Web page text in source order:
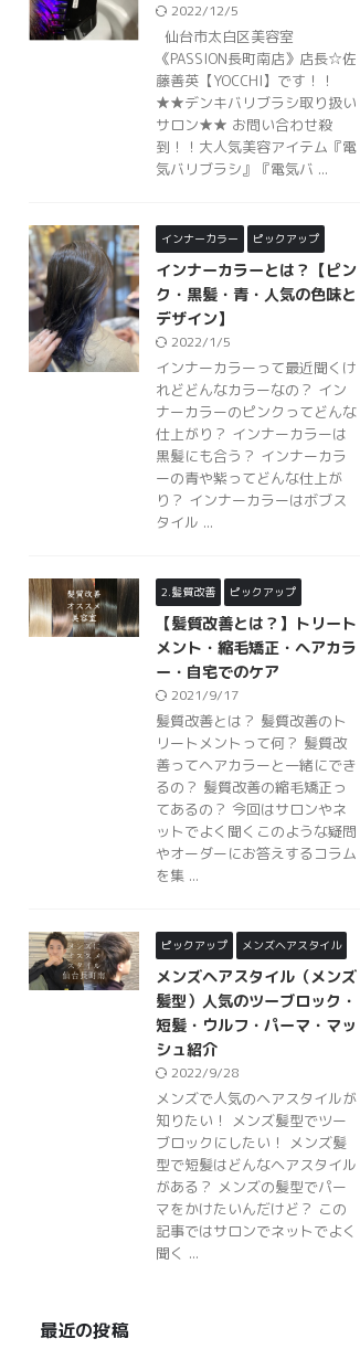
2022/12/5
仙台市太白区美容室
《PASSION長町南店》店長☆佐
藤善英【YOCCHI】です！！
★★デンキバリブラシ取り扱い
サロン★★ お問い合わせ殺
到！！大人気美容アイテム『電
気バリブラシ』『電気バ ...
インナーカラー ピックアップ
インナーカラーとは？【ピン
ク・黒髪・青・人気の色味と
デザイン】
2022/1/5
インナーカラーって最近聞くけ
れどどんなカラーなの？ イン
ナーカラーのピンクってどんな
仕上がり？ インナーカラーは
黒髪にも合う？ インナーカラ
ーの青や紫ってどんな仕上が
り？ インナーカラーはボブス
タイル ...
2.髪質改善 ピックアップ
【髪質改善とは？】トリート
メント・縮毛矯正・ヘアカラ
ー・自宅でのケア
2021/9/17
髪質改善とは？ 髪質改善のト
リートメントって何？ 髪質改
善ってヘアカラーと一緒にでき
るの？ 髪質改善の縮毛矯正っ
てあるの？ 今回はサロンやネ
ットでよく聞くこのような疑問
やオーダーにお答えするコラム
を集 ...
ピックアップ メンズヘアスタイル
メンズヘアスタイル（メンズ
髪型）人気のツーブロック・
短髪・ウルフ・パーマ・マッ
シュ紹介
2022/9/28
メンズで人気のヘアスタイルが
知りたい！ メンズ髪型でツー
ブロックにしたい！ メンズ髪
型で短髪はどんなヘアスタイル
がある？ メンズの髪型でパー
マをかけたいんだけど？ この
記事ではサロンでネットでよく
聞く ...
最近の投稿